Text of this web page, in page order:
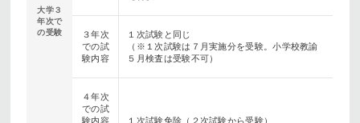
大学３
年次で
の受験
３年次
での試
験内容
１次試験と同じ
（※１次試験は７月実施分を受験。小学校教諭
５月検査は受験不可）
４年次
での試
験内容
１次試験免除（２次試験から受験）